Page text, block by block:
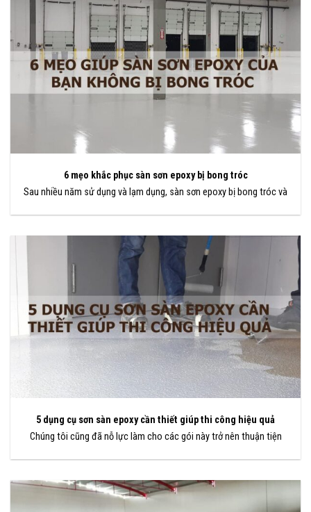
6 mẹo khắc phục sàn sơn epoxy bị bong tróc
Sau nhiều năm sử dụng và lạm dụng, sàn sơn epoxy bị bong tróc và
5 dụng cụ sơn sàn epoxy cần thiết giúp thi công hiệu quả
Chúng tôi cũng đã nỗ lực làm cho các gói này trở nên thuận tiện